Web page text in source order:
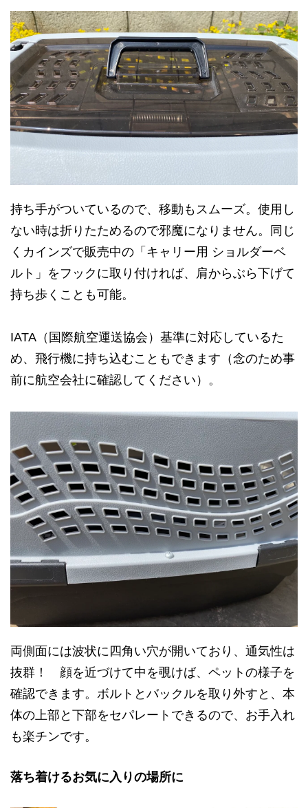
持ち手がついているので、移動もスムーズ。使用し
ない時は折りたためるので邪魔になりません。同じ
くカインズで販売中の「キャリー用 ショルダーベ
ルト」をフックに取り付ければ、肩からぶら下げて
持ち歩くことも可能。
IATA（国際航空運送協会）基準に対応しているた
め、飛行機に持ち込むこともできます（念のため事
前に航空会社に確認してください）。
両側面には波状に四角い穴が開いており、通気性は
抜群！ 顔を近づけて中を覗けば、ペットの様子を
確認できます。ボルトとバックルを取り外すと、本
体の上部と下部をセパレートできるので、お手入れ
も楽チンです。
落ち着けるお気に入りの場所に